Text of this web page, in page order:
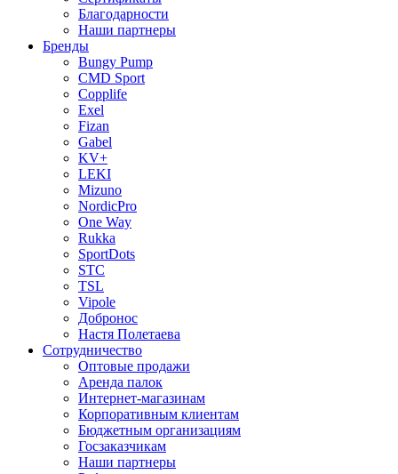
Благодарности
Наши партнеры
Бренды
Bungy Pump
CMD Sport
Copplife
Exel
Fizan
Gabel
KV+
LEKI
Mizuno
NordicPro
One Way
Rukka
SportDots
STC
TSL
Vipole
Добронос
Настя Полетаева
Сотрудничество
Оптовые продажи
Аренда палок
Интернет-магазинам
Корпоративным клиентам
Бюджетным организациям
Госзаказчикам
Наши партнеры